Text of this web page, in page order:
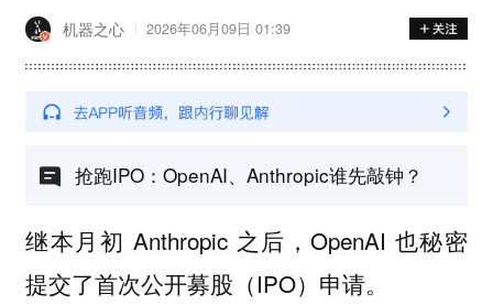
机器之心 2026年06月09日 01:39
抢跑IPO：OpenAI、Anthropic谁先敲钟？
继本月初 Anthropic 之后，OpenAI 也秘密
提交了首次公开募股（IPO）申请。